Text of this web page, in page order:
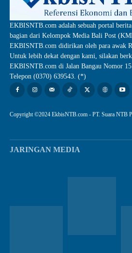
EKBISNTB.com adalah sebuah portal
bagian dari Kelompok Media Bali Post
EKBISNTB.com didirikan oleh para awak
Untuk lebih dekat dengan kami, silakan
EKBISNTB.com di Jalan Bangau Nomor 15
Telepon (0370) 639543. (*)
Copyright ©2024 EkbisNTB.com - PT. Suara NTB
JARINGAN MEDIA